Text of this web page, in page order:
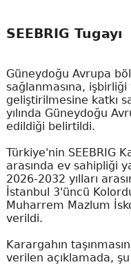
SEEBRIG Tugayı
Güneydoğu Avrupa
sağlanmasına,
geliştirilmesine katkı
yılında Güneydoğu
edildiği belirtildi.
Türkiye'nin SEEBRIG
arasında ev sahipliği
2026-2032 yılları
İstanbul 3'üncü
Muharrem Mazlum
verildi.
Karargahın
verilen açıklamada,